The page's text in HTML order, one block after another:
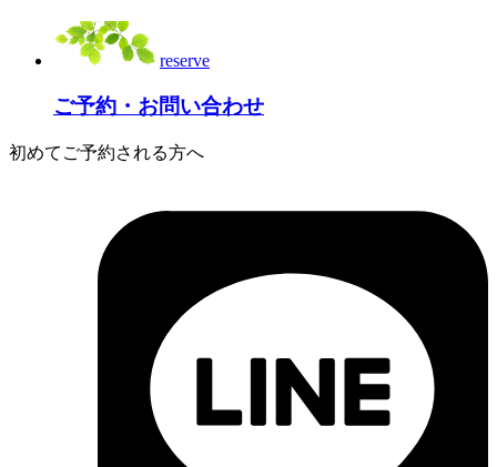
reserve
ご予約・お問い合わせ
初めてご予約される方へ